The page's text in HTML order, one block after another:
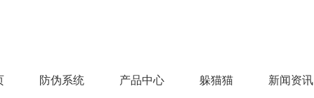
防伪系统 产品中心 躲猫猫 新闻资讯